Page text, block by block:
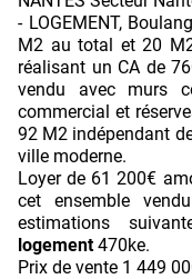
- LOGEMENT,
M2 au total et 20
réalisant un CA de
vendu avec murs
commercial et
92 M2 indépendant
ville moderne.
Loyer de 61 200€
cet ensemble
estimations
logement470ke.
Prix de vente 1 449